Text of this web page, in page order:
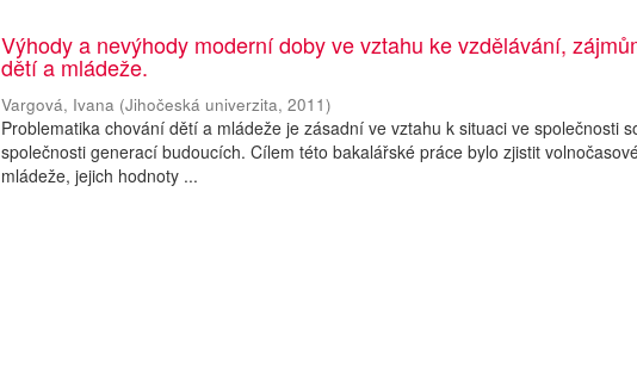
Výhody a nevýhody moderní doby ve vztahu ke vzdělávání,
dětí a mládeže.
Vargová, Ivana (Jihočeská univerzita,2011)
Problematika chování dětí a mládeže je zásadní ve vztahu k situaci ve společnosti
společnosti generací budoucích. Cílem této bakalářské práce bylo zjistit
mládeže, jejich hodnoty ...